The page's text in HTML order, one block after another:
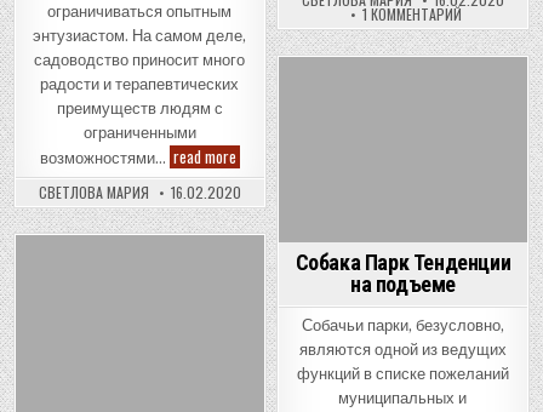
ограничиваться опытным
энтузиастом. На самом деле,
садоводство приносит много
радости и терапевтических
преимуществ людям с
ограниченными
возможностями… read moreРучные
ножницы
для
инвалидов
СВЕТЛОВА МАРИЯ 16.02.2020
хлопьев
для
ухода
за
1 КОММЕНТАРИЙК
ЗАПИСИ
НЕОБЫЧНОЕ
Собака Парк Тенденции
на подъеме
Собачьи парки, безусловно,
являются одной из ведущих
функций в списке пожеланий
муниципальных и